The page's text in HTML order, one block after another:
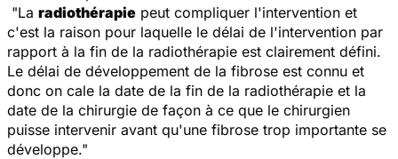
"La radiothérapie peut compliquer l'intervention et
c'est la raison pour laquelle le délai de l'intervention par
rapport à la fin de la radiothérapie est clairement défini.
Le délai de développement de la fibrose est connu et
donc on cale la date de la fin de la radiothérapie et la
date de la chirurgie de façon à ce que le chirurgien
puisse intervenir avant qu'une fibrose trop importante se
développe."